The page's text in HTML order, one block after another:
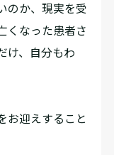
のか、現実を受
くなった患者さ
け、自分もわ
お迎えすること